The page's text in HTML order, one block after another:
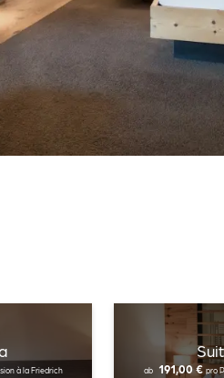
à la Friedrich ab 191,00 € pro
Herr Frau
Marketing*